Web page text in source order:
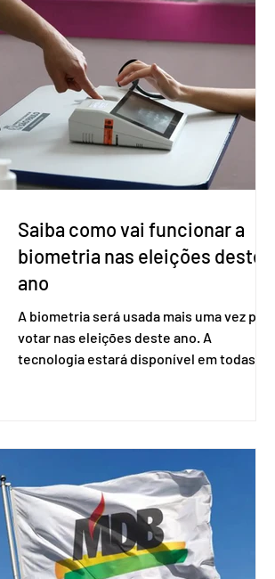
Saiba como vai funcionar a
biometria nas eleições deste
ano
A biometria será usada mais uma vez para
votar nas eleições deste ano. A
tecnologia estará disponível em todas as
Se o título estiver regular, o eleitor pode
votar mesmo sem ter realizado esse
cadastro. Neste caso, será exigido o
documento de identificação para acesso
à urna eletrônica. Se a urna eletrônica
não reconh